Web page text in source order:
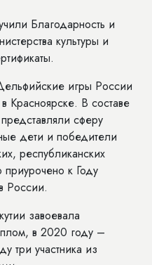
Благодарность и
культуры и
игры России
Красноярске. В составе
сферу
дети и победители
республиканских
к Году
России.
завоевала
в 2020 году –
три участника из